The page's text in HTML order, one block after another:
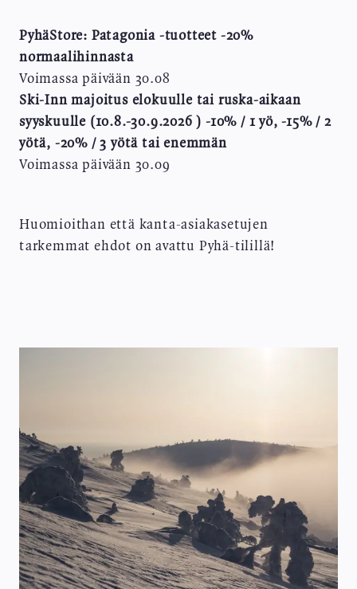
PyhäStore: Patagonia -tuotteet -20%
normaalihinnasta
Voimassa päivään 30.08
Ski-Inn majoitus elokuulle tai ruska-aikaan
syyskuulle (10.8.-30.9.2026 ) -10% / 1 yö, -15% / 2
yötä, -20% / 3 yötä tai enemmän
Voimassa päivään 30.09
SIVUNUMEROINTI
Huomioithan että kanta-asiakasetujen
tarkemmat ehdot on avattu Pyhä-tilillä!